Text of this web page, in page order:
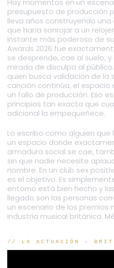
Hay momentos en un
presupuesto de producción
lleva años construyendo
que haría sonrojar a un
instante más poderoso de
Awards 2026 fue
se desprende, cae al suelo, y
mirada de disculpa al
quien busca validación de la
canción continúa, el espacio
un fallo de producción. Eso
principios tan exacta que
adicional la empequeñece.
Lo escribo como alguien
un espacio donde
armadura social se cae,
sin que nadie necesite
nombre. En un club sex
es el objetivo. Es
entorno está bien hecho y
llegado son las personas
un escenario de los premios
industria musical británica.
// LA ACTUACIÓN · BRIT